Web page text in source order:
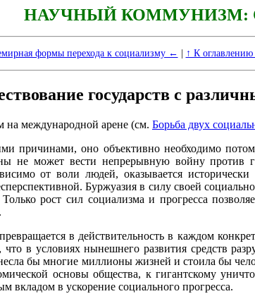
НАУЧНЫЙ КОММУНИЗМ:
формы перехода к социализму ← | ↑ К оглавлению
государств с
на международной арене (см. Борьба двух
причинами, оно объективно необходимо
не может вести непрерывную войну против
от воли людей, оказывается
Буржуазия в силу своей
рост сил социализма и прогресса
в действительность в каждом
в условиях нынешнего развития средств
бы многие миллионы жизней и стоила бы
основы общества, к гигантскому
в ускорение социального прогресса.